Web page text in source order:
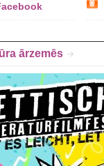
ārzemēs